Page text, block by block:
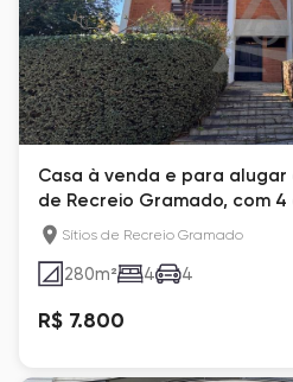
Casa à venda e para alugar
de Recreio Gramado, com 4
Sítios de Recreio Gramado
280m² 4 4
R$ 7.800